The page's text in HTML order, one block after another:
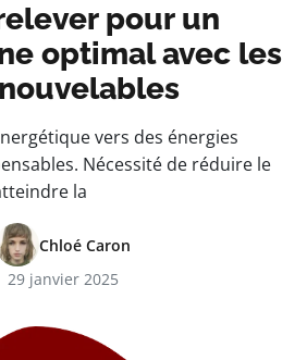
pour un
optimal avec les
vers des énergies
Nécessité de réduire le
la
Chloé Caron
29 janvier 2025